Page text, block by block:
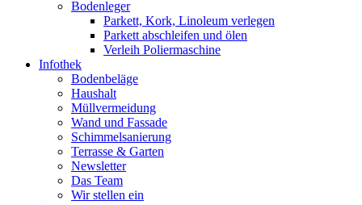
Bodenleger
Parkett, Kork, Linoleum verlegen
Parkett abschleifen und ölen
Verleih Poliermaschine
Infothek
Bodenbeläge
Haushalt
Müllvermeidung
Wand und Fassade
Schimmelsanierung
Terrasse & Garten
Newsletter
Das Team
Wir stellen ein